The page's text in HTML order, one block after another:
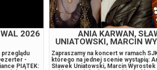
Ziółko
KONCERT
10.10.2026 G.
Sala Koncertowa / abonament
Soboty 4, Złote Soboty (dawne D2,
Wykonawcy: Orkiestra Filharmonii